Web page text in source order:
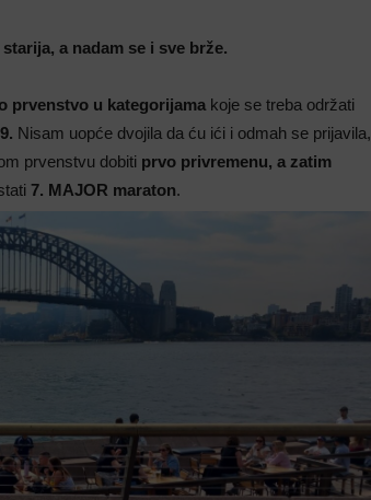
a nadam se i sve brže.
prvenstvo u kategorijama koje se treba održati
Nisam uopće dvojila da ću ići i odmah se prijavila,
prvenstvu dobiti prvo privremenu, a zatim
7. MAJOR maraton.